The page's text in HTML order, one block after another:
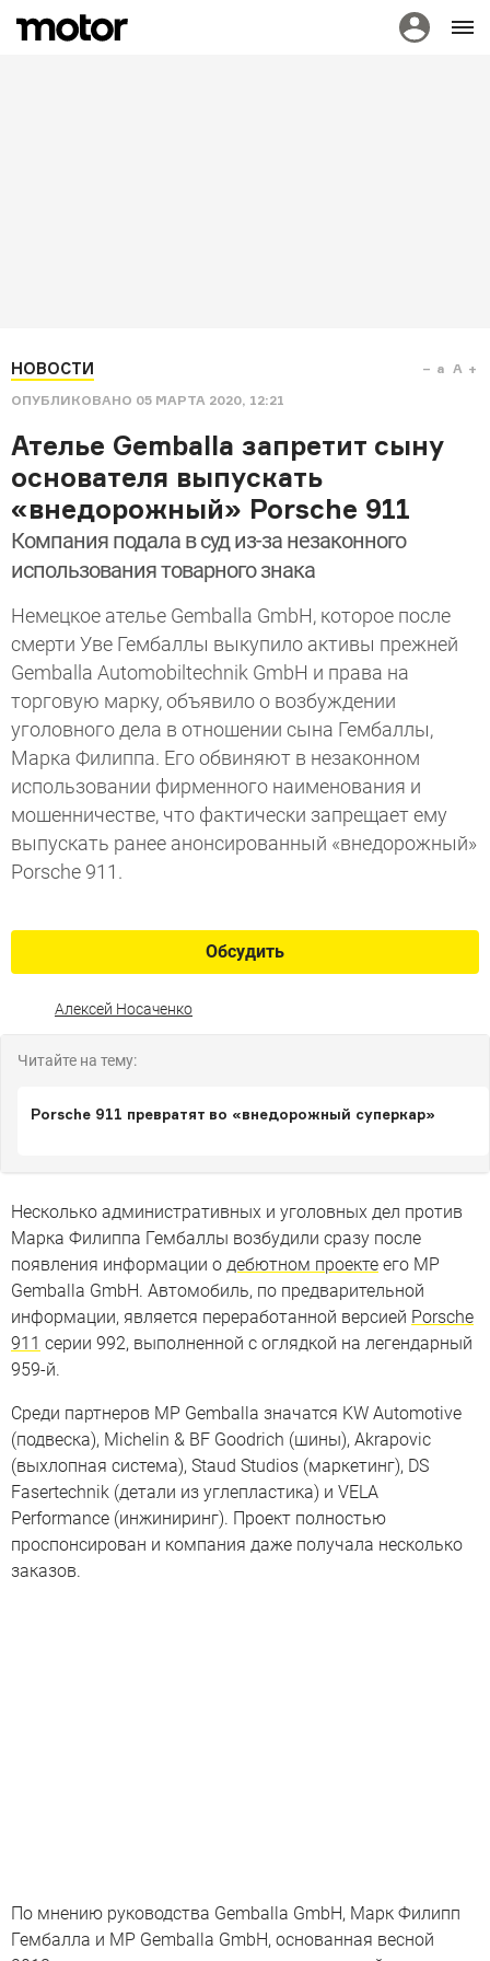
НОВОСТИ
ОПУБЛИКОВАНО 05 МАРТА 2020, 12:21
a A
Ателье Gemballa запретит сыну
основателя выпускать
«внедорожный» Porsche 911
Компания подала в суд из-за незаконного
использования товарного знака
Немецкое ателье Gemballa GmbH, которое после
смерти Уве Гембаллы выкупило активы прежней
Gemballa Automobiltechnik GmbH и права на
торговую марку, объявило о возбуждении
уголовного дела в отношении сына Гембаллы,
Марка Филиппа. Его обвиняют в незаконном
использовании фирменного наименования и
мошенничестве, что фактически запрещает ему
выпускать ранее анонсированный «внедорожный»
Porsche 911.
Обсудить
Алексей Носаченко
Читайте на тему:
Porsche 911 превратят во «внедорожный суперкар»
Несколько административных и уголовных дел против
Марка Филиппа Гембаллы возбудили сразу после
появления информации о дебютном проекте его MP
Gemballa GmbH. Автомобиль, по предварительной
информации, является переработанной версией Porsche
911 серии 992, выполненной с оглядкой на легендарный
959-й.
Среди партнеров MP Gemballa значатся KW Automotive
(подвеска), Michelin & BF Goodrich (шины), Akrapovic
(выхлопная система), Staud Studios (маркетинг), DS
Fasertechnik (детали из углепластика) и VELA
Performance (инжиниринг). Проект полностью
проспонсирован и компания даже получала несколько
заказов.
По мнению руководства Gemballa GmbH, Марк Филипп
Гембалла и MP Gemballa GmbH, основанная весной